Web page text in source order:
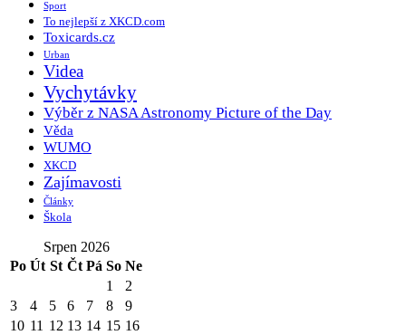
Sport
To nejlepší z XKCD.com
Toxicards.cz
Urban
Videa
Vychytávky
Výběr z NASA Astronomy Picture of the Day
Věda
WUMO
XKCD
Zajímavosti
Články
Škola
Srpen 2026
Po Út St Čt Pá So Ne
1
2
3
4 5 6 7 8
9
10 11 12 13 14 15 16